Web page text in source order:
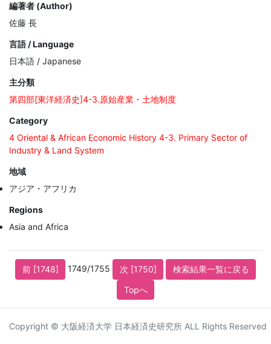
編著者 (Author)
佐藤 長
言語 / Language
日本語 / Japanese
主分類
第四部[東洋経済史]4-3.原始産業・土地制度
Category
4 Oriental & African Economic History 4-3. Primary Sector of
Industry & Land System
地域
アジア・アフリカ
Regions
Asia and Africa
前 [1748] 1749/1755 次 [1750]
検索結果一覧に戻る
Topへ
Copyright © 大阪経済大学 日本経済史研究所 ALL Rights Reserved